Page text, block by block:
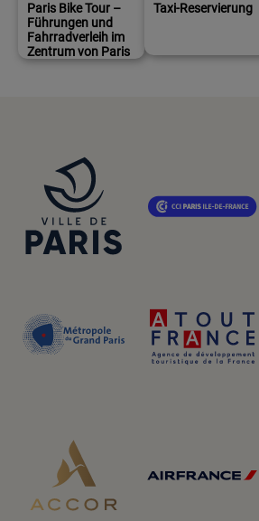
Paris Bike Tour –
Führungen und
Fahrradverleih im
Zentrum von Paris
Taxi-Reservierung